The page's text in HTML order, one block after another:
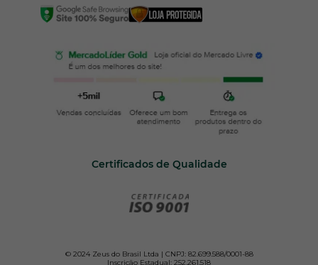
Certificados de Qualidade
© 2024 Zeus do Brasil Ltda | CNPJ: 82.699.588/0001-88
Inscrição Estadual: 252.261.518